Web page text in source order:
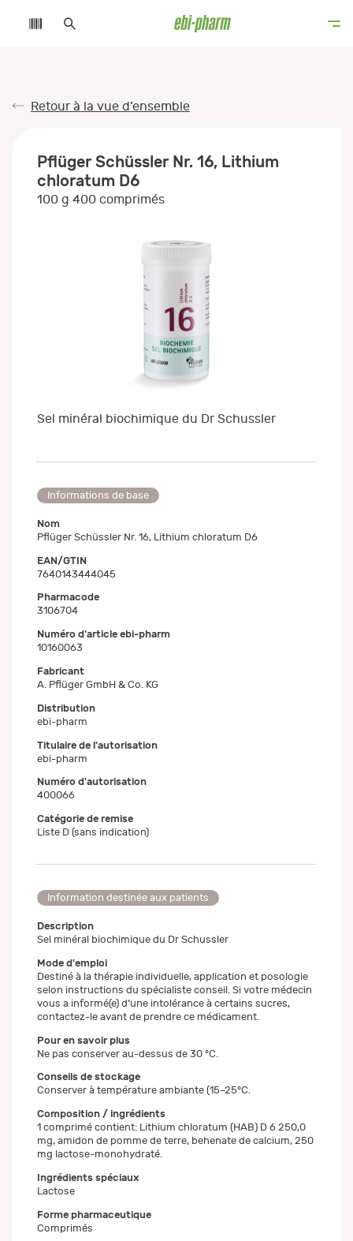
Retour à la vue d’ensemble
Pflüger Schüssler Nr. 16, Lithium
chloratum D6
100 g 400 comprimés
Sel minéral biochimique du Dr Schussler
Informations de base
Nom
Pflüger Schüssler Nr. 16, Lithium chloratum D6
EAN/GTIN
7640143444045
Pharmacode
3106704
Numéro d'article ebi-pharm
10160063
Fabricant
A. Pflüger GmbH & Co. KG
Distribution
ebi-pharm
Titulaire de l'autorisation
ebi-pharm
Numéro d'autorisation
400066
Catégorie de remise
Liste D (sans indication)
Information destinée aux patients
Description
Sel minéral biochimique du Dr Schussler
Mode d'emploi
Destiné à la thérapie individuelle, application et posologie
selon instructions du spécialiste conseil. Si votre médecin
vous a informé(e) d‘une intolérance à certains sucres,
contactez-le avant de prendre ce médicament.
Pour en savoir plus
Ne pas conserver au-dessus de 30 °C.
Conseils de stockage
Conserver à température ambiante (15–25°C.
Composition / ingrédients
1 comprimé contient: Lithium chloratum (HAB) D 6 250,0
mg, amidon de pomme de terre, behenate de calcium, 250
mg lactose-monohydraté.
Ingrédients spéciaux
Lactose
Forme pharmaceutique
Comprimés